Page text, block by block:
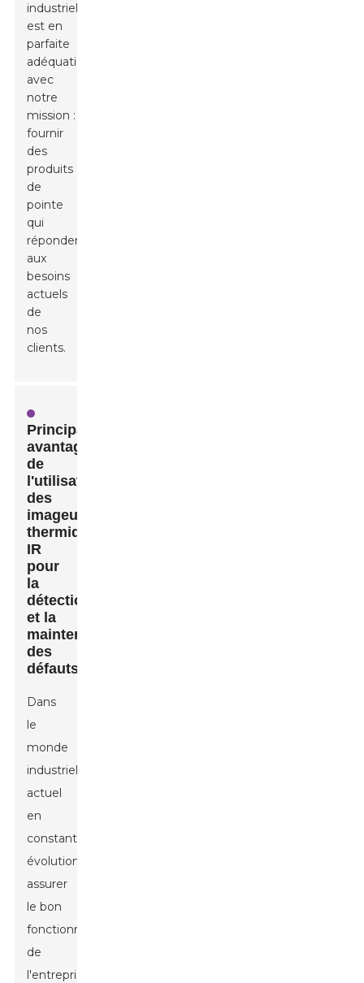
industrielles
est en
parfaite
adéquation
avec
notre
mission :
fournir
des
produits
de
pointe
qui
répondent
aux
besoins
actuels
de
nos
clients.
Principaux
avantages
de
l'utilisation
des
imageurs
thermiques
IR
pour
la
détection
et la
maintenance
des
défauts
Dans
le
monde
industriel
actuel
en
constante
évolution,
assurer
le bon
fonctionnement
de
l'entreprise